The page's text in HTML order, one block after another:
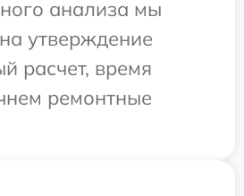
анализа мы
утверждение
расчет, время
ремонтные